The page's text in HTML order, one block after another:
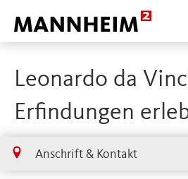
Leonardo da
Erfindungen
Anschrift & Kontakt